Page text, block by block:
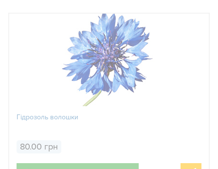
Гідрозоль волошки
80.00 грн